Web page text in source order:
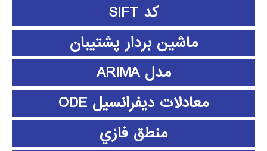
کد SIFT
ماشین بردار پشتیبان
مدل ARIMA
معادلات دیفرانسیل ODE
منطق فازي